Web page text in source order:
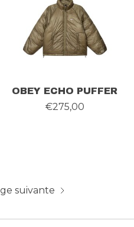
OBEY ECHO PUFFER
€275,00
suivante